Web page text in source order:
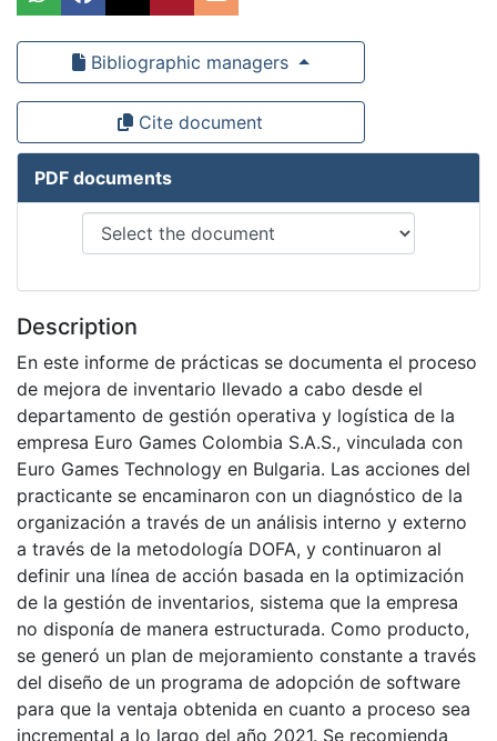
Bibliographic managers
Cite document
PDF documents
Description
En este informe de prácticas se documenta el proceso
de mejora de inventario llevado a cabo desde el
departamento de gestión operativa y logística de la
empresa Euro Games Colombia S.A.S., vinculada con
Euro Games Technology en Bulgaria. Las acciones del
practicante se encaminaron con un diagnóstico de la
organización a través de un análisis interno y externo
a través de la metodología DOFA, y continuaron al
definir una línea de acción basada en la optimización
de la gestión de inventarios, sistema que la empresa
no disponía de manera estructurada. Como producto,
se generó un plan de mejoramiento constante a través
del diseño de un programa de adopción de software
para que la ventaja obtenida en cuanto a proceso sea
incremental a lo largo del año 2021. Se recomienda